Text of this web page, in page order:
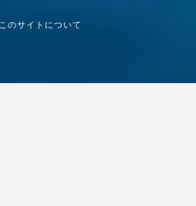
このサイトについて